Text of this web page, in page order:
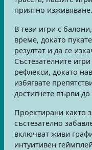
приятно изживяване.
В тези игри с
време, докато
резултат и да се
Състезателните
рефлекси, докато
избягвате
достигнете първи
Проектирани както
състезателно
включват живи
интуитивен